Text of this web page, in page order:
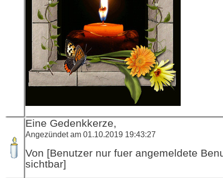
Eine Gedenkkerze,
Angezündet am 01.10.2019 19:43:27
Von [Benutzer nur fuer angemeldete
sichtbar]